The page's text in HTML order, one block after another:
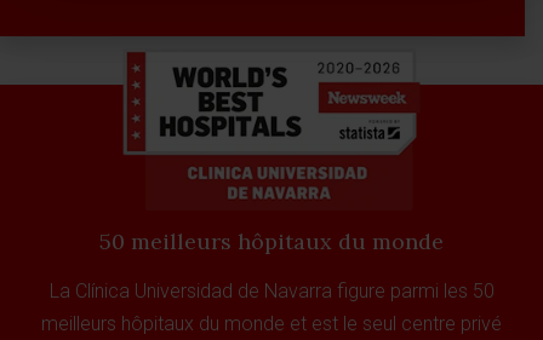
50 meilleurs hôpitaux du monde
La Clínica Universidad de Navarra figure parmi les 50
meilleurs hôpitaux du monde et est le seul centre privé